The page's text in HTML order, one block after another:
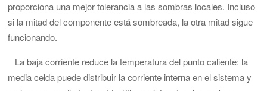
proporciona una mejor tolerancia a las sombras locales. Incluso
si la mitad del componente está sombreada, la otra mitad sigue
funcionando.
La baja corriente reduce la temperatura del punto caliente: la
media celda puede distribuir la corriente interna en el sistema y